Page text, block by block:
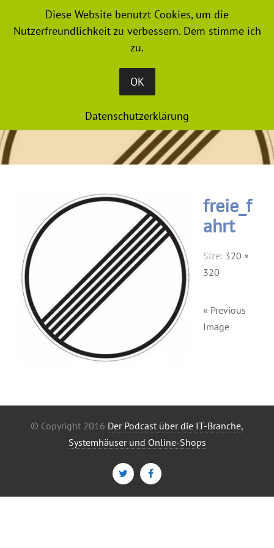
freie_f
ahrt
Size: 320 ×
320
« Previous
Image
© Copyright 2016 Der Podcast über die IT-Branche,
Systemhäuser und Online-Shops
Diese Website benutzt Cookies, um die
Nutzerfreundlichkeit zu verbessern. Dem stimme ich
zu.
OK
Datenschutzerklärung